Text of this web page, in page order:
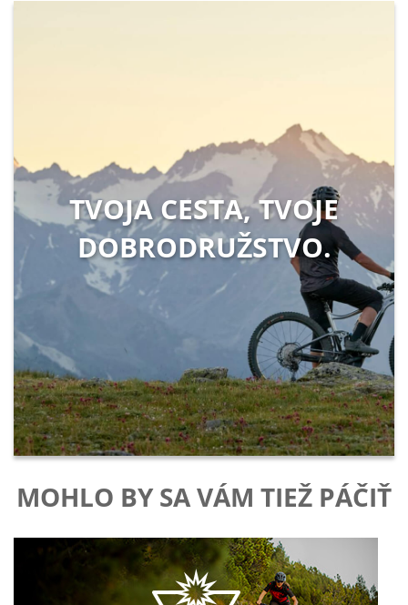
TVOJA CESTA, TVOJE
DOBRODRUŽSTVO.
MOHLO BY SA VÁM TIEŽ PÁČIŤ